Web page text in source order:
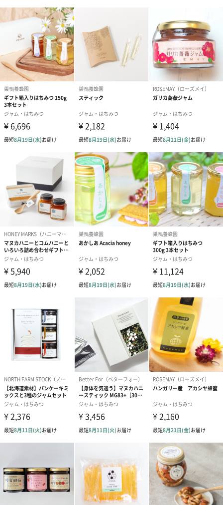
ひとさじ舐めて頂いたり、ヨーグルトに混ぜるなど、食品として
お楽しみください。
「COSANA（コサナ）」
マヌカハニーを20年ほど専門に取り扱っている輸入代理店です。
美容と健康維持を目的とする方へ
自然由来のもので作られたマヌカハニー。特に健康志向な女性へ
のプレゼントにおすすめです。また、喉をケアするアナウンサー
や歌手の方への贈答や、美容を意識する方にお送りいただくと実
用的で喜んで頂けます。
安心安全な食品を大切な方に贈ってみませんか？
商品詳細情報
高さ）
【500g】50mm×50mm×100mm
商品重量
250g / 500g
原材料
はちみつ
製造国
ニュージーランド
お届けからの
賞味期限
約2年
保存方法
直射日光を避け、常温で保存してください。
使用上の注意
事項
・ハチミツは商品特性上、加熱処理しておりませんの
で、1歳未満の乳児には与えないでください。
・ハチミツは天然品であり、白く結晶化したり、商品
によって色合いにばらつきが生じたりすることがござ
いますが、品質に問題はございません。